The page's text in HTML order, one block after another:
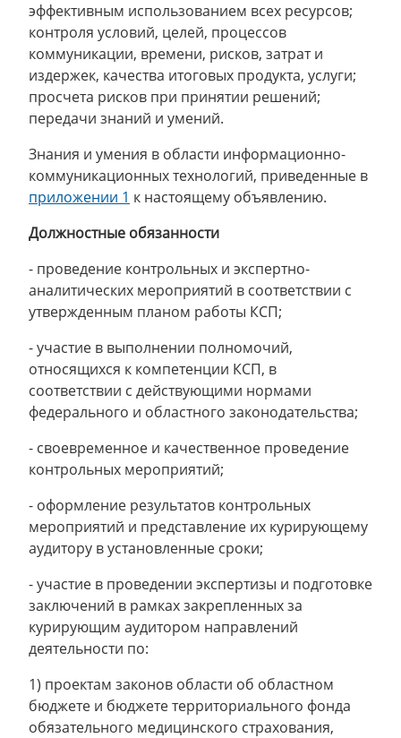
эффективным использованием всех ресурсов;
контроля условий, целей, процессов
коммуникации, времени, рисков, затрат и
издержек, качества итоговых продукта, услуги;
просчета рисков при принятии решений;
передачи знаний и умений.
Знания и умения в области информационно-
коммуникационных технологий, приведенные в
приложении 1 к настоящему объявлению.
Должностные обязанности
- проведение контрольных и экспертно-
аналитических мероприятий в соответствии с
утвержденным планом работы КСП;
- участие в выполнении полномочий,
относящихся к компетенции КСП, в
соответствии с действующими нормами
федерального и областного законодательства;
- своевременное и качественное проведение
контрольных мероприятий;
- оформление результатов контрольных
мероприятий и представление их курирующему
аудитору в установленные сроки;
- участие в проведении экспертизы и подготовке
заключений в рамках закрепленных за
курирующим аудитором направлений
деятельности по:
1) проектам законов области об областном
бюджете и бюджете территориального фонда
обязательного медицинского страхования,